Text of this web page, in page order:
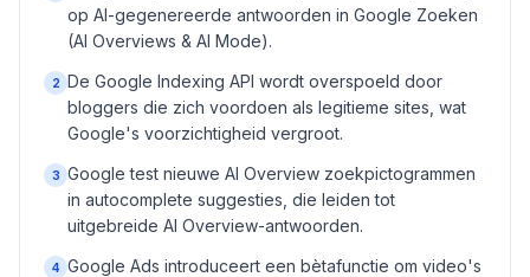
op AI-gegenereerde antwoorden in Google Zoeken
(AI Overviews & AI Mode).
2 De Google Indexing API wordt overspoeld door
bloggers die zich voordoen als legitieme sites, wat
Google's voorzichtigheid vergroot.
3 Google test nieuwe AI Overview zoekpictogrammen
in autocomplete suggesties, die leiden tot
uitgebreide AI Overview-antwoorden.
4 Google Ads introduceert een bètafunctie om video's